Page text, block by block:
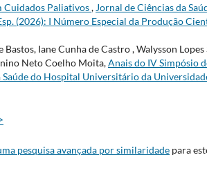
Cuidados Paliativos, Jornal de Ciências da
(2026): I Número Especial da Produção
Bastos, Iane Cunha de Castro , Walysson
Neto Coelho Moita,Anais do IV Simpósio
Saúde do Hospital Universitário da
pesquisa avançada por similaridade para